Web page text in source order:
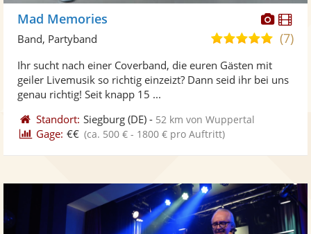
Mad Memories
5,0(7)
Band, Partyband
Ihr sucht nach einer Coverband, die euren Gästen mit
geiler Livemusik so richtig einzeizt? Dann seid ihr bei uns
genau richtig! Seit knapp 15 ...
Standort: Siegburg (DE) - 52 km von Wuppertal
Gage: €€ (ca. 500 € - 1800 € pro Auftritt)